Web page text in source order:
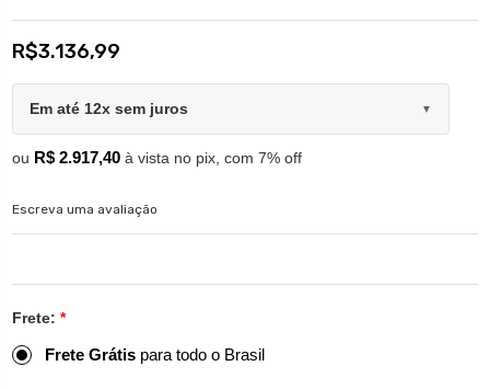
R$3.136,99
Em até 12x sem juros ▼
ou R$ 2.917,40 à vista no pix, com 7% off
Escreva uma avaliação
Frete: *
Frete Grátis para todo o Brasil